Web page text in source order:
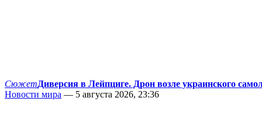
СюжетДиверсия в Лейпциге. Дрон возле украинского
Новости мира — 5 августа 2026, 23:36